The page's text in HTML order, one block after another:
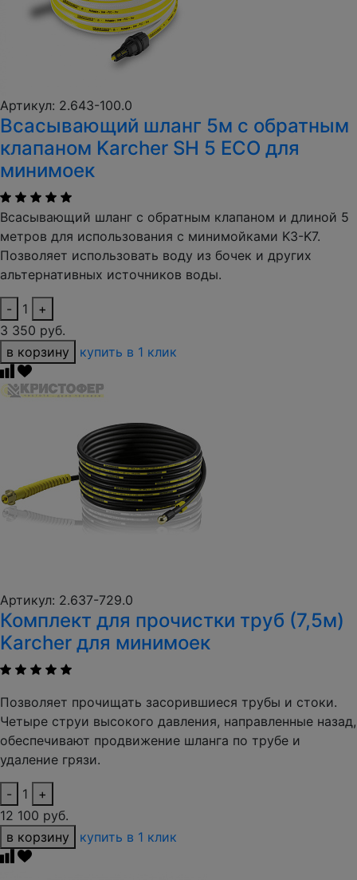
Артикул: 2.643-100.0
Всасывающий шланг 5м с обратным
клапаном Karcher SH 5 ECO для
минимоек
Всасывающий шланг с обратным клапаном и длиной 5
метров для использования с минимойками K3-K7.
Позволяет использовать воду из бочек и других
альтернативных источников воды.
- 1
+
3 350 руб.
в корзину
купить в 1 клик
Артикул: 2.637-729.0
Комплект для прочистки труб (7,5м)
Karcher для минимоек
Позволяет прочищать засорившиеся трубы и стоки.
Четыре струи высокого давления, направленные назад,
обеспечивают продвижение шланга по трубе и
удаление грязи.
- 1
+
12 100 руб.
в корзину
купить в 1 клик